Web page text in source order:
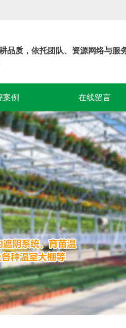
品质，依托团队、资源网络与服
案例 在线留言